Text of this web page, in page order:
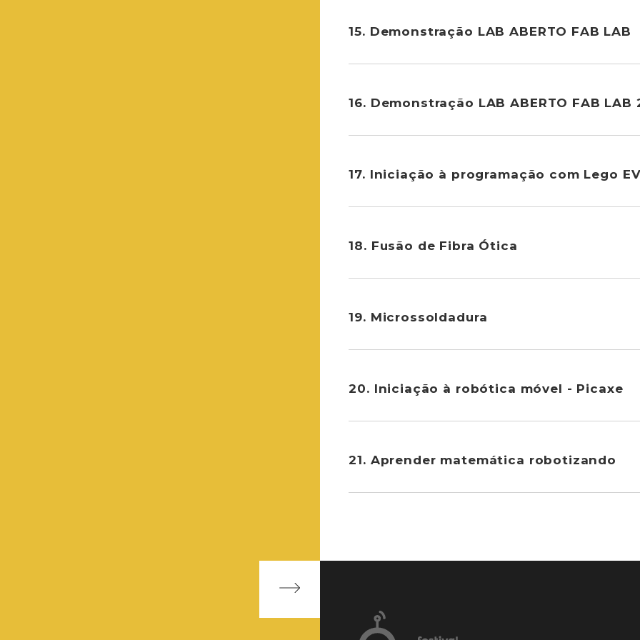
15. Demonstração LAB ABERTO FAB LAB
16. Demonstração LAB ABERTO FAB LAB
17. Iniciação à programação com Lego
18. Fusão de Fibra Ótica
19. Microssoldadura
20. Iniciação à robótica móvel - Picaxe
21. Aprender matemática robotizando